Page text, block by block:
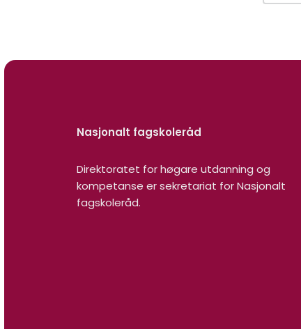
Nasjonalt fagskoleråd
Direktoratet for høgare utdanning og
kompetanse er sekretariat for Nasjonalt
fagskoleråd.